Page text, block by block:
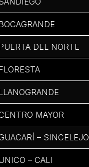
DEL NORTE
MAYOR
– SINCELEJO
– CALI